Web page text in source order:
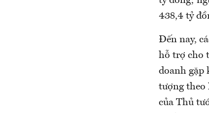
438,4 tỷ
Đến nay,
hỗ trợ cho
doanh gặp
tượng theo
của Thủ